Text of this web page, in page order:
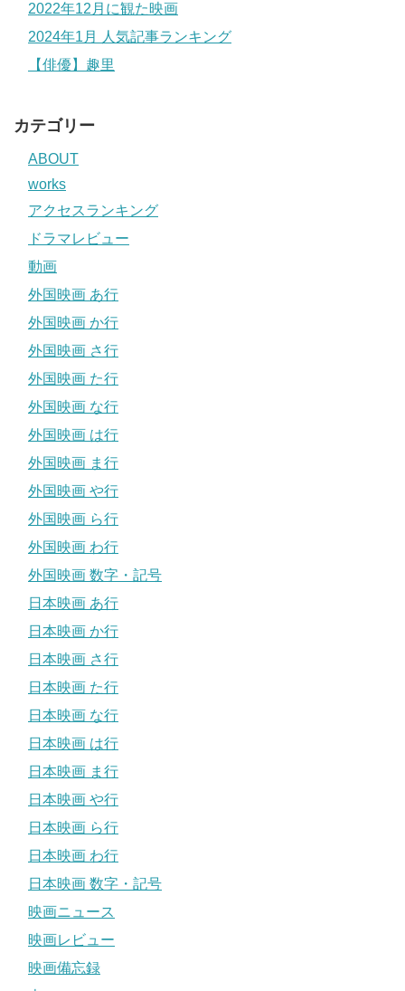
2022年12月に観た映画
2024年1月 人気記事ランキング
【俳優】趣里
カテゴリー
ABOUT
works
アクセスランキング
ドラマレビュー
動画
外国映画 あ行
外国映画 か行
外国映画 さ行
外国映画 た行
外国映画 な行
外国映画 は行
外国映画 ま行
外国映画 や行
外国映画 ら行
外国映画 わ行
外国映画 数字・記号
日本映画 あ行
日本映画 か行
日本映画 さ行
日本映画 た行
日本映画 な行
日本映画 は行
日本映画 ま行
日本映画 や行
日本映画 ら行
日本映画 わ行
日本映画 数字・記号
映画ニュース
映画レビュー
映画備忘録